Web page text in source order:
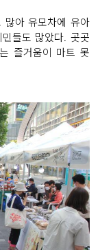
많아 유모차에 유아
들도 많았다. 곳곳
즐거움이 마트 못